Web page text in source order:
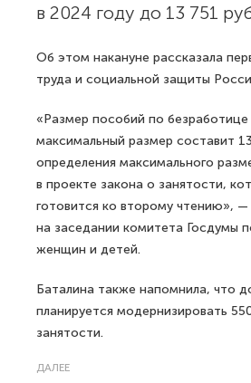
в 2024 году до 13 751
Об этом накануне рассказала
труда и социальной защиты
«Размер пособий по безработице
максимальный размер составит
определения максимального
в проекте закона о занятости,
готовится ко второму чтению»,
на заседании комитета Госдумы
женщин и детей.
Баталина также напомнила, что
планируется модернизировать
занятости.
ДАЛЕЕ